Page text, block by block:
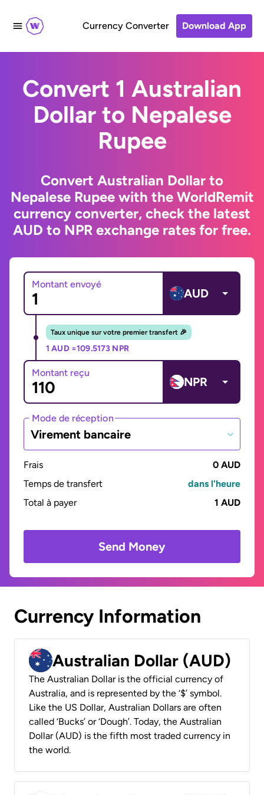
Currency Converter Download App
Convert 1 Australian
Dollar to Nepalese
Rupee
Convert Australian Dollar to
Nepalese Rupee with the WorldRemit
currency converter, check the latest
AUD to NPR exchange rates for free.
Montant envoyé
AUD
Taux unique sur votre premier transfert 🎉
1 AUD =109.5173 NPR
Montant reçu
NPR
Mode de réception
Virement bancaire
Frais
0 AUD
Temps de transfert
dans l'heure
Total à payer
1 AUD
Send Money
Currency Information
Australian Dollar (AUD)
The Australian Dollar is the official currency of
Australia, and is represented by the ‘$’ symbol.
Like the US Dollar, Australian Dollars are often
called ‘Bucks’ or ‘Dough’. Today, the Australian
Dollar (AUD) is the fifth most traded currency in
the world.